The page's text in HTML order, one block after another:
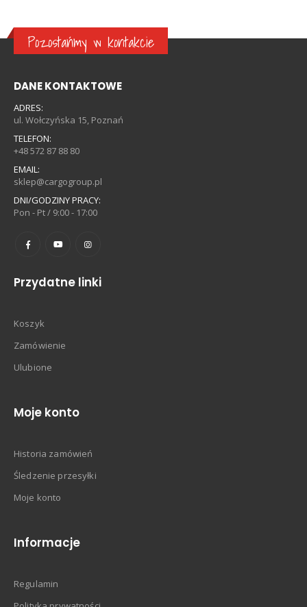
Pozostańmy w kontakcie
DANE KONTAKTOWE
ADRES:
ul. Wołczyńska 15, Poznań
TELEFON:
+48 572 87 88 80
EMAIL:
sklep@cargogroup.pl
DNI/GODZINY PRACY:
Pon - Pt / 9:00 - 17:00
Przydatne linki
Koszyk
Zamówienie
Ulubione
Moje konto
Historia zamówień
Śledzenie przesyłki
Moje konto
Informacje
Regulamin